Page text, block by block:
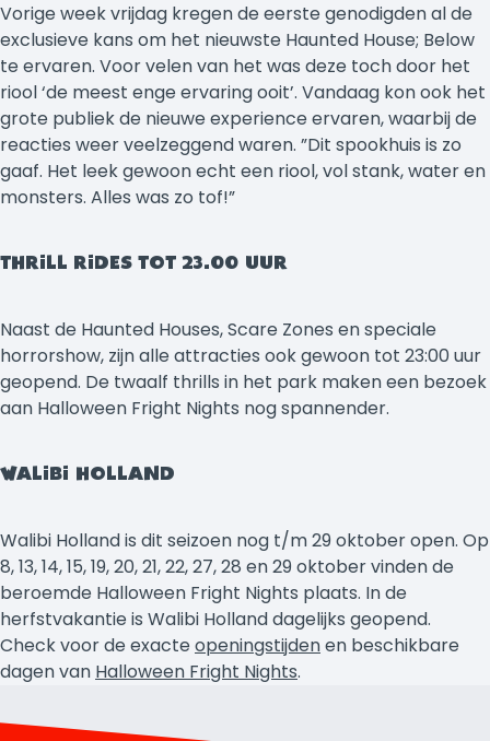
Vorige week vrijdag kregen de eerste genodigden al de
exclusieve kans om het nieuwste Haunted House; Below
te ervaren. Voor velen van het was deze toch door het
riool ‘de meest enge ervaring ooit’. Vandaag kon ook het
grote publiek de nieuwe experience ervaren, waarbij de
reacties weer veelzeggend waren. ”Dit spookhuis is zo
gaaf. Het leek gewoon echt een riool, vol stank, water en
monsters. Alles was zo tof!”
THRILL RIDES TOT 23.00 UUR
Naast de Haunted Houses, Scare Zones en speciale
horrorshow, zijn alle attracties ook gewoon tot 23:00 uur
geopend. De twaalf thrills in het park maken een bezoek
aan Halloween Fright Nights nog spannender.
WALIBI HOLLAND
Walibi Holland is dit seizoen nog t/m 29 oktober open. Op
8, 13, 14, 15, 19, 20, 21, 22, 27, 28 en 29 oktober vinden de
beroemde Halloween Fright Nights plaats. In de
herfstvakantie is Walibi Holland dagelijks geopend.
Check voor de exacte openingstijdenen beschikbare
dagen van Halloween Fright Nights.